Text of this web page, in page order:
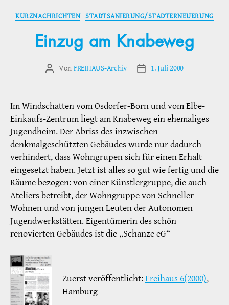
Kategorien
KURZNACHRICHTEN STADTSANIERUNG/STADTERNEUERUNG
Einzug am Knabeweg
Beitragsautor
Von FREIHAUS-Archiv Veröffentlichungsdatum
1. Juli 2000
Im Windschatten vom Osdorfer-Born und vom Elbe-
Einkaufs-Zentrum liegt am Knabeweg ein ehemaliges
Jugendheim. Der Abriss des inzwischen
denkmalgeschützten Gebäudes wurde nur dadurch
verhindert, dass Wohngrupen sich für einen Erhalt
eingesetzt haben. Jetzt ist alles so gut wie fertig und die
Räume bezogen: von einer Künstlergruppe, die auch
Ateliers betreibt, der Wohngruppe von Schneller
Wohnen und von jungen Leuten der Autonomen
Jugendwerkstätten. Eigentümerin des schön
renovierten Gebäudes ist die „Schanze eG“
Zuerst veröffentlicht:Freihaus 6(2000),
Hamburg